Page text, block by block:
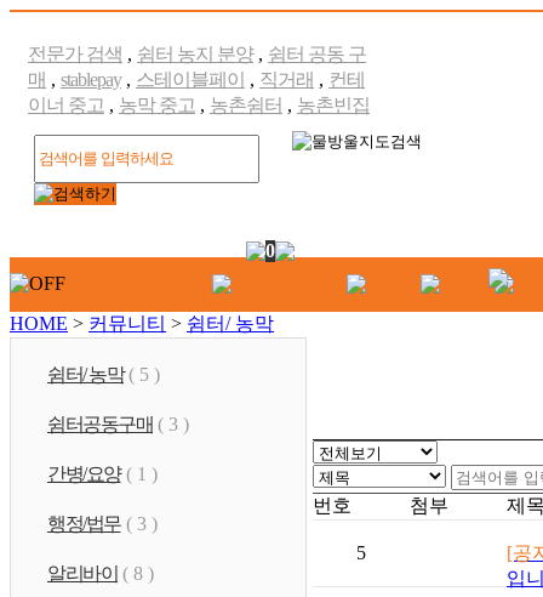
전문가 검색 , 쉼터 농지 분양, 쉼터 공동 구
매 , stablepay, 스테이블페이 , 직거래 , 컨테
이너 중고 , 농막 중고 , 농촌쉼터 , 농촌빈집
0
HOME > 커뮤니티 > 쉼터/ 농막
쉼터/ 농막 ( 5 )
쉼터공동구매 ( 3 )
간병/요양 ( 1 )
행정/법무 ( 3 )
알리바이 ( 8 )
번호 첨부 제
5
[공
입